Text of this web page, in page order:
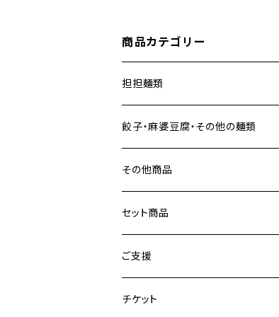
商品カテゴリー
担担麺類
餃子・麻婆豆腐・その他の麺類
餃子
麻婆豆腐
麺類
その他商品
セット商品
ご支援
チケット